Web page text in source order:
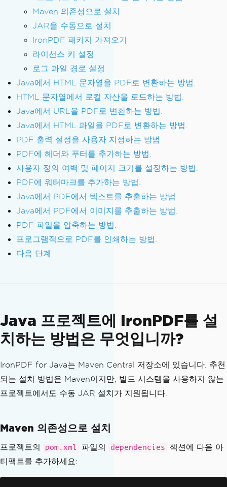
Maven 의존성으로 설치
JAR을 수동으로 설치
IronPDF 패키지 가져오기
라이선스 키 설정
로그 파일 경로 설정
Java에서 HTML 문자열을 PDF로 변환하는 방법.
HTML 문자열에서 로컬 자산을 로드하는 방법.
Java에서 URL을 PDF로 변환하는 방법.
Java에서 HTML 파일을 PDF로 변환하는 방법.
PDF 출력 설정을 사용자 지정하는 방법.
PDF에 헤더와 푸터를 추가하는 방법.
사용자 정의 여백 및 페이지 크기를 설정하는 방법.
PDF에 워터마크를 추가하는 방법.
Java에서 PDF에서 텍스트를 추출하는 방법.
Java에서 PDF에서 이미지를 추출하는 방법.
PDF 파일을 압축하는 방법.
프로그램적으로 PDF를 인쇄하는 방법.
다음 단계
Java 프로젝트에 IronPDF를 설
치하는 방법은 무엇입니까?
IronPDF for Java는 Maven Central 저장소에 있습니다. 추천
되는 설치 방법은 Maven이지만, 빌드 시스템을 사용하지 않는
프로젝트에서도 수동 JAR 설치가 지원됩니다.
Maven 의존성으로 설치
프로젝트의 pom.xml 파일의 dependencies
섹션에 다음 아
티팩트를 추가하세요: